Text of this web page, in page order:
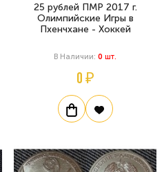
25 рублей ПМР 2017 г.
Олимпийские Игры в
Пхенчхане - Хоккей
В Наличии: 0 Шт.
0 ₽